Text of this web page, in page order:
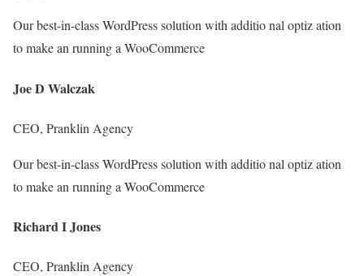
Our best-in-class WordPress solution with additio nal optiz ation
to make an running a WooCommerce
Joe D Walczak
CEO, Pranklin Agency
Our best-in-class WordPress solution with additio nal optiz ation
to make an running a WooCommerce
Richard I Jones
CEO, Pranklin Agency